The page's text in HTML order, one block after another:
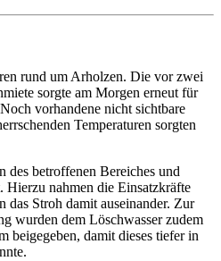
rund um Arholzen. Die vor zwei
sorgte am Morgen erneut für
vorhandene nicht sichtbare
Temperaturen sorgten
des betroffenen Bereiches und
Hierzu nahmen die Einsatzkräfte
das Stroh damit auseinander. Zur
wurden dem Löschwasser zudem
beigegeben, damit dieses tiefer in